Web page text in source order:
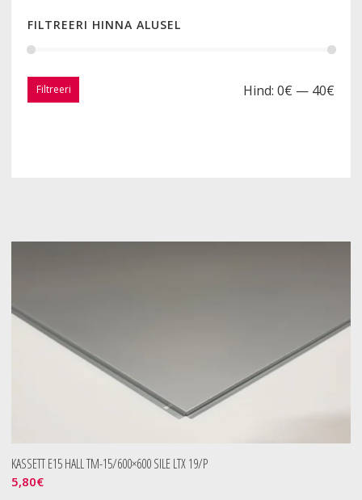
KASSETT E15 HALL TM-15/600×600 SILE LTX 19/P
5,80€
FILTREERI HINNA ALUSEL
Filtreeri Hind: 0€ — 40€